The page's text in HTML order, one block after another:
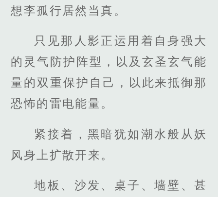
想李孤行居然当真。
只见那人影正运用着自身强大
的灵气防护阵型，以及玄圣玄气能
量的双重保护自己，以此来抵御那
恐怖的雷电能量。
紧接着，黑暗犹如潮水般从妖
风身上扩散开来。
地板、沙发、桌子、墙壁、甚